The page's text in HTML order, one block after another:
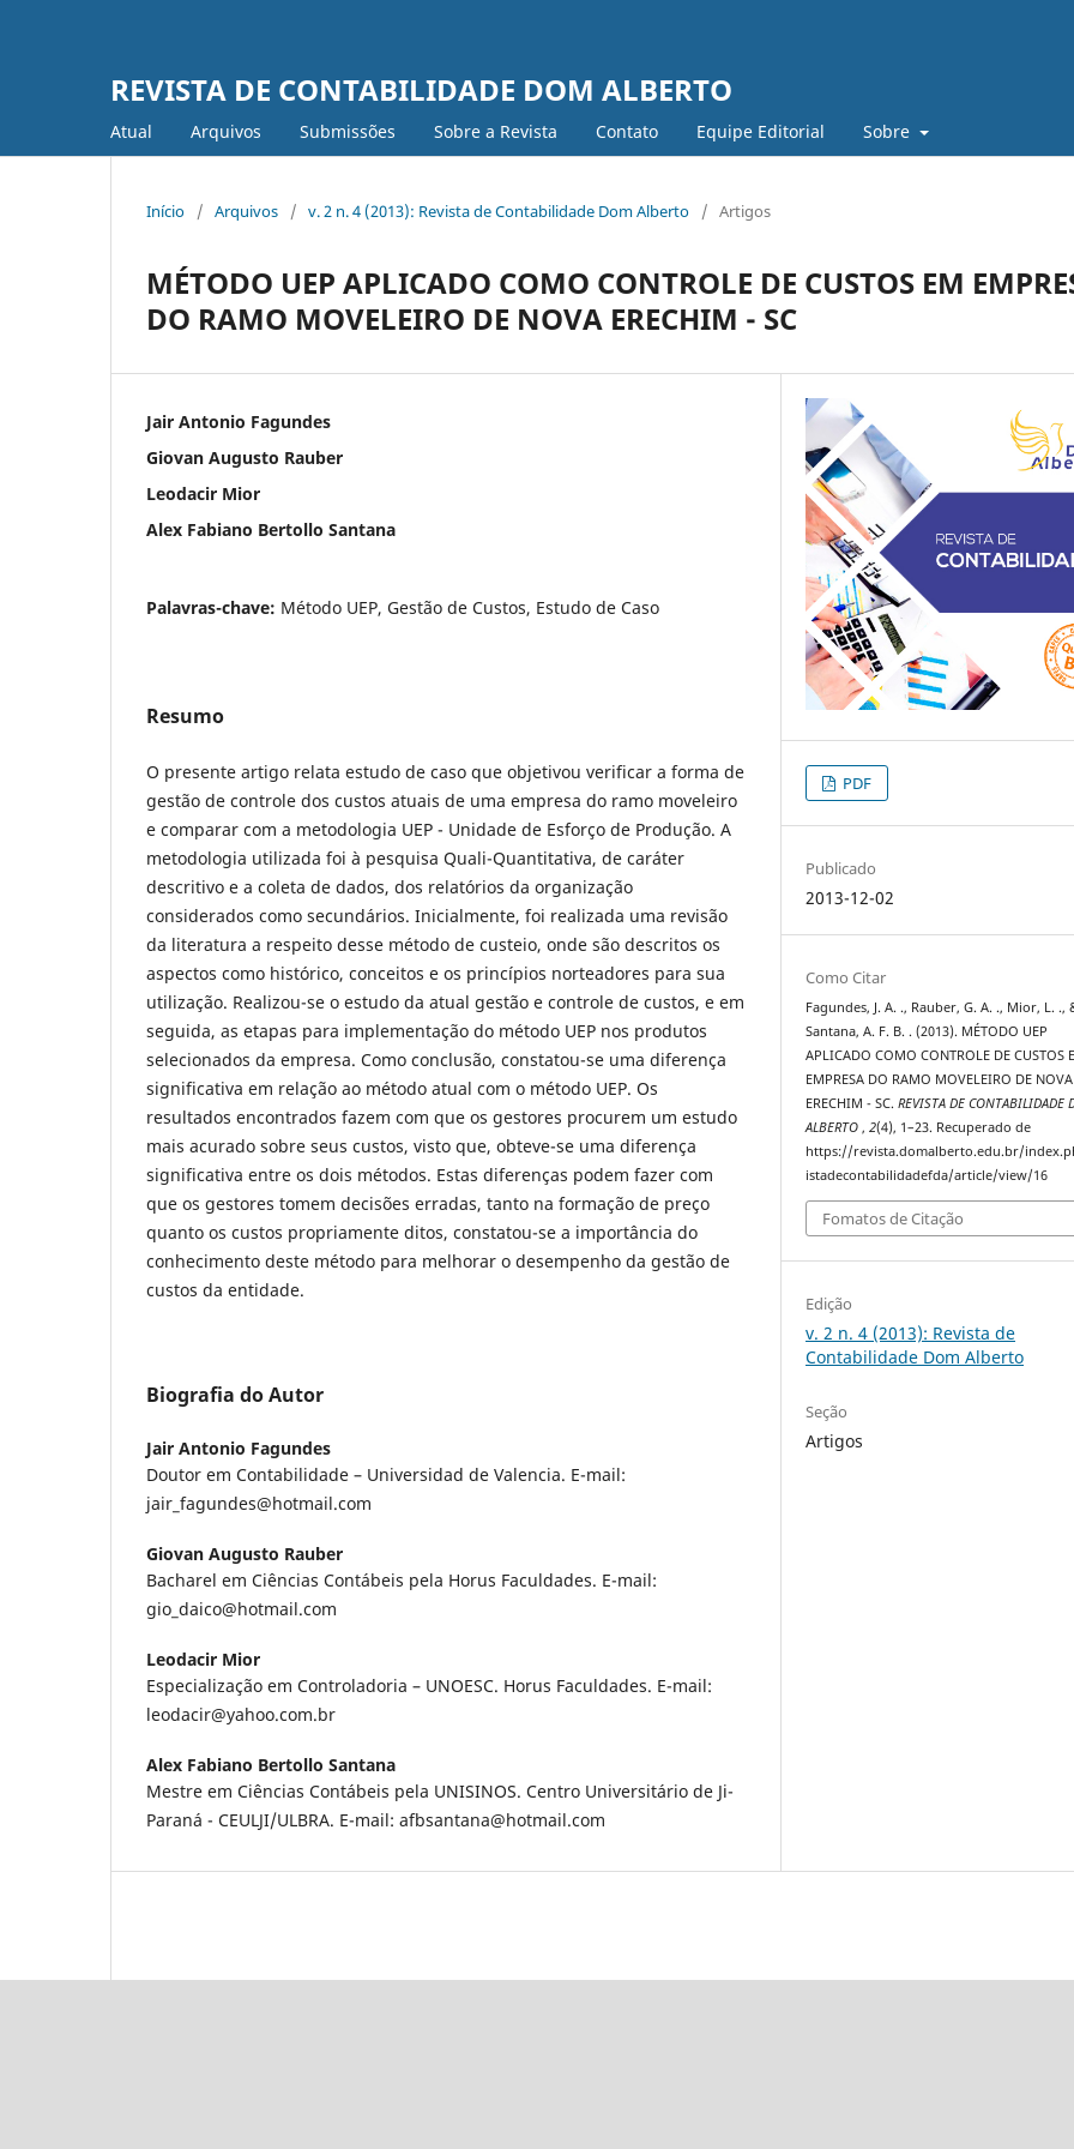
REVISTA DE CONTABILIDADE DOM ALBERTO
Atual Arquivos Submissões Sobre a Revista Contato Equipe Editorial Sobre
Início / Arquivos / v. 2 n. 4 (2013): Revista de Contabilidade Dom Alberto / Artigos
MÉTODO UEP APLICADO COMO CONTROLE DE CUSTOS EM
DO RAMO MOVELEIRO DE NOVA ERECHIM - SC
Jair Antonio Fagundes
Giovan Augusto Rauber
Leodacir Mior
Alex Fabiano Bertollo Santana
Palavras-chave: Método UEP, Gestão de Custos, Estudo de Caso
Resumo
O presente artigo relata estudo de caso que objetivou verificar a forma de
gestão de controle dos custos atuais de uma empresa do ramo moveleiro
e comparar com a metodologia UEP - Unidade de Esforço de Produção. A
metodologia utilizada foi à pesquisa Quali-Quantitativa, de caráter
descritivo e a coleta de dados, dos relatórios da organização
considerados como secundários. Inicialmente, foi realizada uma revisão
da literatura a respeito desse método de custeio, onde são descritos os
aspectos como histórico, conceitos e os princípios norteadores para sua
utilização. Realizou-se o estudo da atual gestão e controle de custos, e em
seguida, as etapas para implementação do método UEP nos produtos
selecionados da empresa. Como conclusão, constatou-se uma diferença
significativa em relação ao método atual com o método UEP. Os
resultados encontrados fazem com que os gestores procurem um estudo
mais acurado sobre seus custos, visto que, obteve-se uma diferença
significativa entre os dois métodos. Estas diferenças podem fazer com
que os gestores tomem decisões erradas, tanto na formação de preço
quanto os custos propriamente ditos, constatou-se a importância do
conhecimento deste método para melhorar o desempenho da gestão de
custos da entidade.
Biografia do Autor
Jair Antonio Fagundes
Doutor em Contabilidade – Universidad de Valencia. E-mail:
jair_fagundes@hotmail.com
Giovan Augusto Rauber
Bacharel em Ciências Contábeis pela Horus Faculdades. E-mail:
gio_daico@hotmail.com
Leodacir Mior
Especialização em Controladoria – UNOESC. Horus Faculdades. E-mail:
leodacir@yahoo.com.br
Alex Fabiano Bertollo Santana
Mestre em Ciências Contábeis pela UNISINOS. Centro Universitário de Ji-
Paraná - CEULJI/ULBRA. E-mail: afbsantana@hotmail.com
PDF
Publicado
2013-12-02
Como Citar
Fagundes, J. A. ., Rauber, G. A. ., Mior, L. .,
Santana, A. F. B. . (2013). MÉTODO UEP
APLICADO COMO CONTROLE DE CUSTOS
EMPRESA DO RAMO MOVELEIRO DE NOVA
ERECHIM - SC.REVISTA DE CONTABILIDADE
ALBERTO,2(4), 1–23. Recuperado de
https://revista.domalberto.edu.br/
istadecontabilidadefda/article/view/16
Fomatos de Citação
Edição
v. 2 n. 4 (2013): Revista de
Contabilidade Dom Alberto
Seção
Artigos